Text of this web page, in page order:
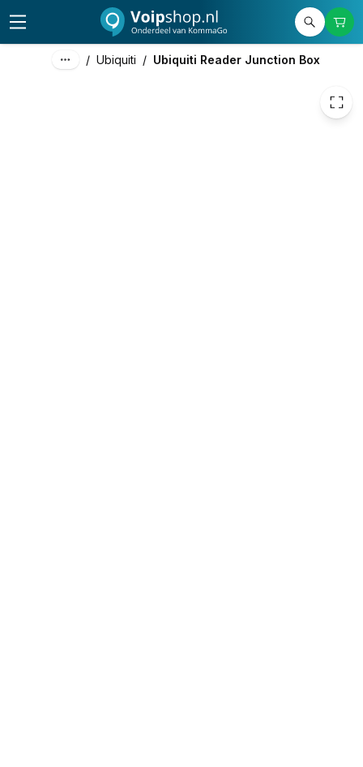
/ Ubiquiti / Ubiquiti Reader Junction Box
excl. btw
incl. btw